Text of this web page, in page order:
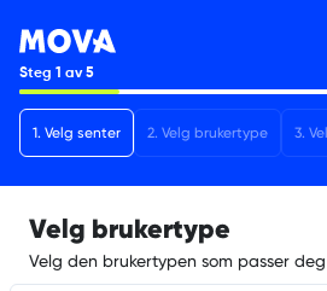
Steg 1 av5
1. Velg senter 2. Velg brukertype 3.
Velg brukertype
Velg den brukertypen som passer deg